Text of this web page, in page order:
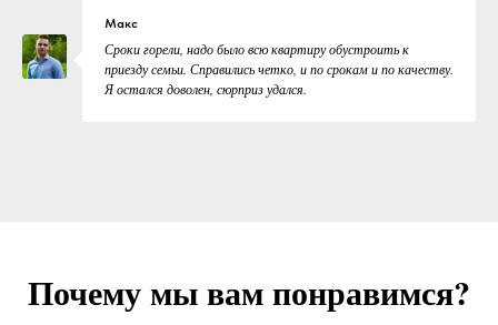
Макс
Сроки горели, надо было всю квартиру обустроить к
приезду семьи. Справились четко, и по срокам и по качеству.
Я остался доволен, сюрприз удался.
Почему мы вам понравимся?